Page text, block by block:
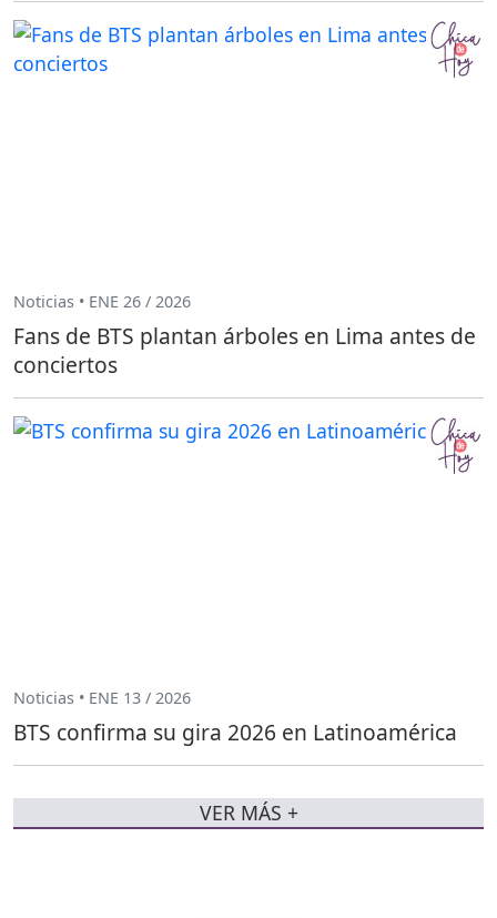
Noticias • ENE 26 / 2026
Fans de BTS plantan árboles en Lima antes de
conciertos
Noticias • ENE 13 / 2026
BTS confirma su gira 2026 en Latinoamérica
VER MÁS +